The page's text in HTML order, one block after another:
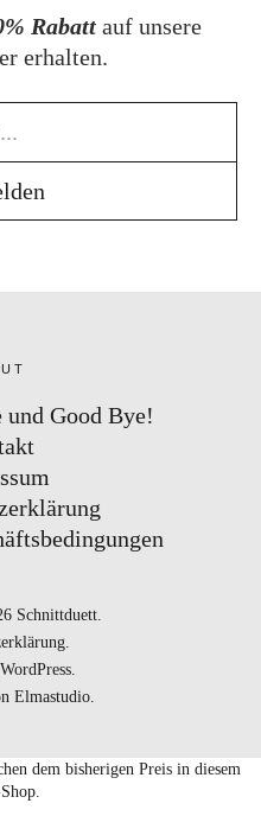
Rabatt auf unsere
erhalten.
und Good Bye!
Schnittduett
WordPress
Elmastudio
dem bisherigen Preis in diesem